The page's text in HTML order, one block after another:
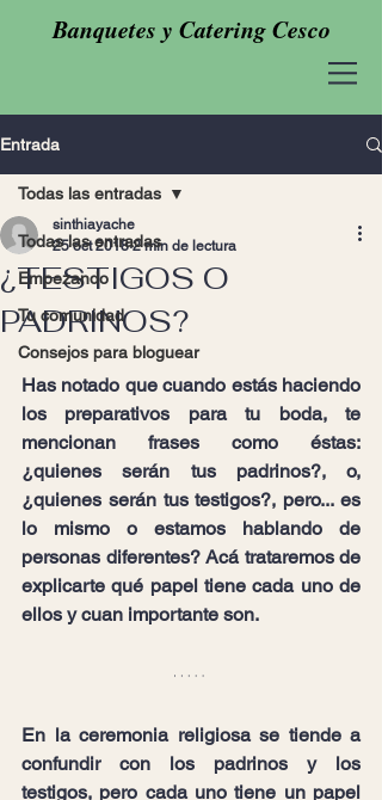
Banquetes y Catering Cesco
Entrada
Todas las entradas
Empezando
Tu comunidad
Consejos para bloguear
Todas las entradas
¿TESTIGOS O
PADRINOS?
sinthiayache
25 oct 2018 2 min de lectura
Has notado que cuando estás haciendo
los preparativos para tu boda, te
mencionan frases como éstas:
¿quienes serán tus padrinos?, o,
¿quienes serán tus testigos?, pero... es
lo mismo o estamos hablando de
personas diferentes? Acá trataremos de
explicarte qué papel tiene cada uno de
ellos y cuan importante son.
En la ceremonia religiosa se tiende a
confundir con los padrinos y los
testigos, pero cada uno tiene un papel